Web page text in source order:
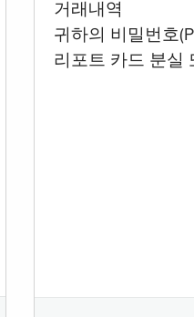
거래내역
귀하의 비밀번호
리포트 카드 분실